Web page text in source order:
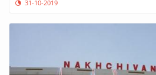
31-10-2019